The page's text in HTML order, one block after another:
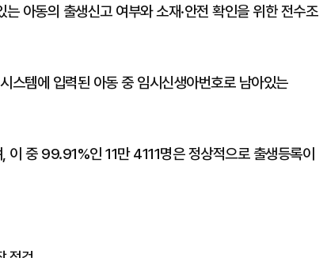
아동의 출생신고 여부와 소재·안전 확인을 위한 전수조
스템에 입력된 아동 중 임시신생아번호로 남아있는
중 99.91%인 11만 4111명은 정상적으로 출생등록이